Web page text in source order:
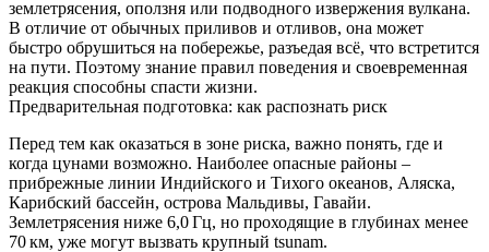
землетрясения, оползня или подводного извержения вулкана.
В отличие от обычных приливов и отливов, она может
быстро обрушиться на побережье, разъедая всё, что встретится
на пути. Поэтому знание правил поведения и своевременная
реакция способны спасти жизни.
Предварительная подготовка: как распознать риск
Перед тем как оказаться в зоне риска, важно понять, где и
когда цунами возможно. Наиболее опасные районы –
прибрежные линии Индийского и Тихого океанов, Аляска,
Карибский бассейн, острова Мальдивы, Гавайи.
Землетрясения ниже 6,0 Гц, но проходящие в глубинах менее
70 км, уже могут вызвать крупный tsunam.